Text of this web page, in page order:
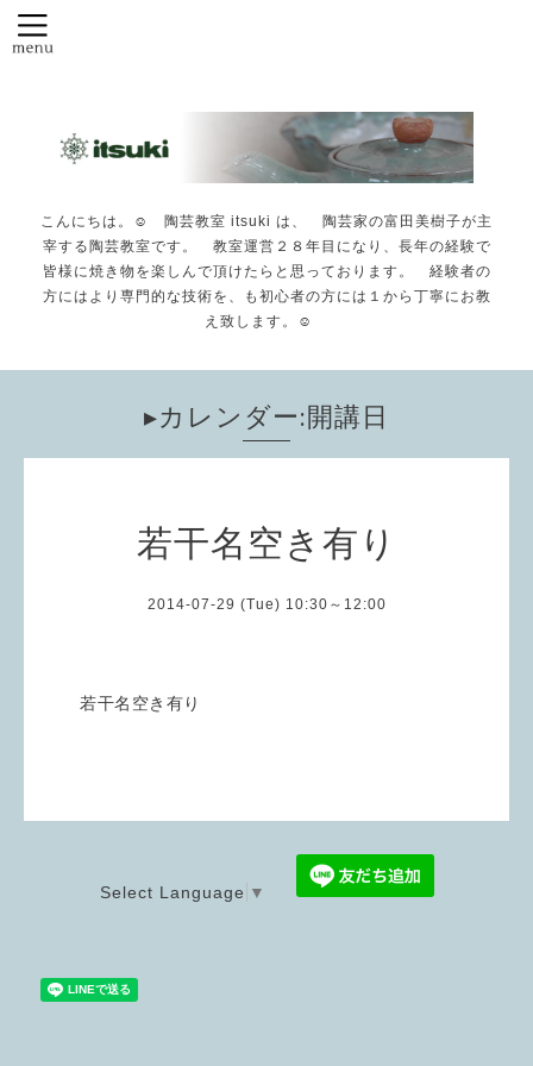
こんにちは。☺️ 陶芸教室 itsuki は、 陶芸家の富田美樹子が主
宰する陶芸教室です。 教室運営２８年目になり、長年の経験で
皆様に焼き物を楽しんで頂けたらと思っております。 経験者の
方にはより専門的な技術を、も初心者の方には１から丁寧にお教
え致します。☺️
▸カレンダー:開講日
若干名空き有り
2014-07-29 (Tue) 10:30～12:00
若干名空き有り
Select Language ▼